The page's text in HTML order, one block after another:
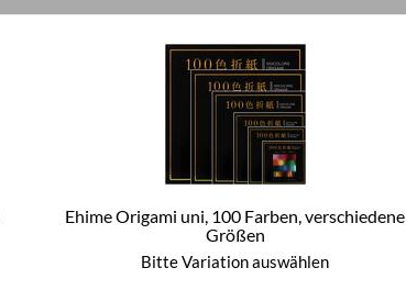
Ehime Origami uni, 100 Farben, verschiedene
Größen
Bitte Variation auswählen